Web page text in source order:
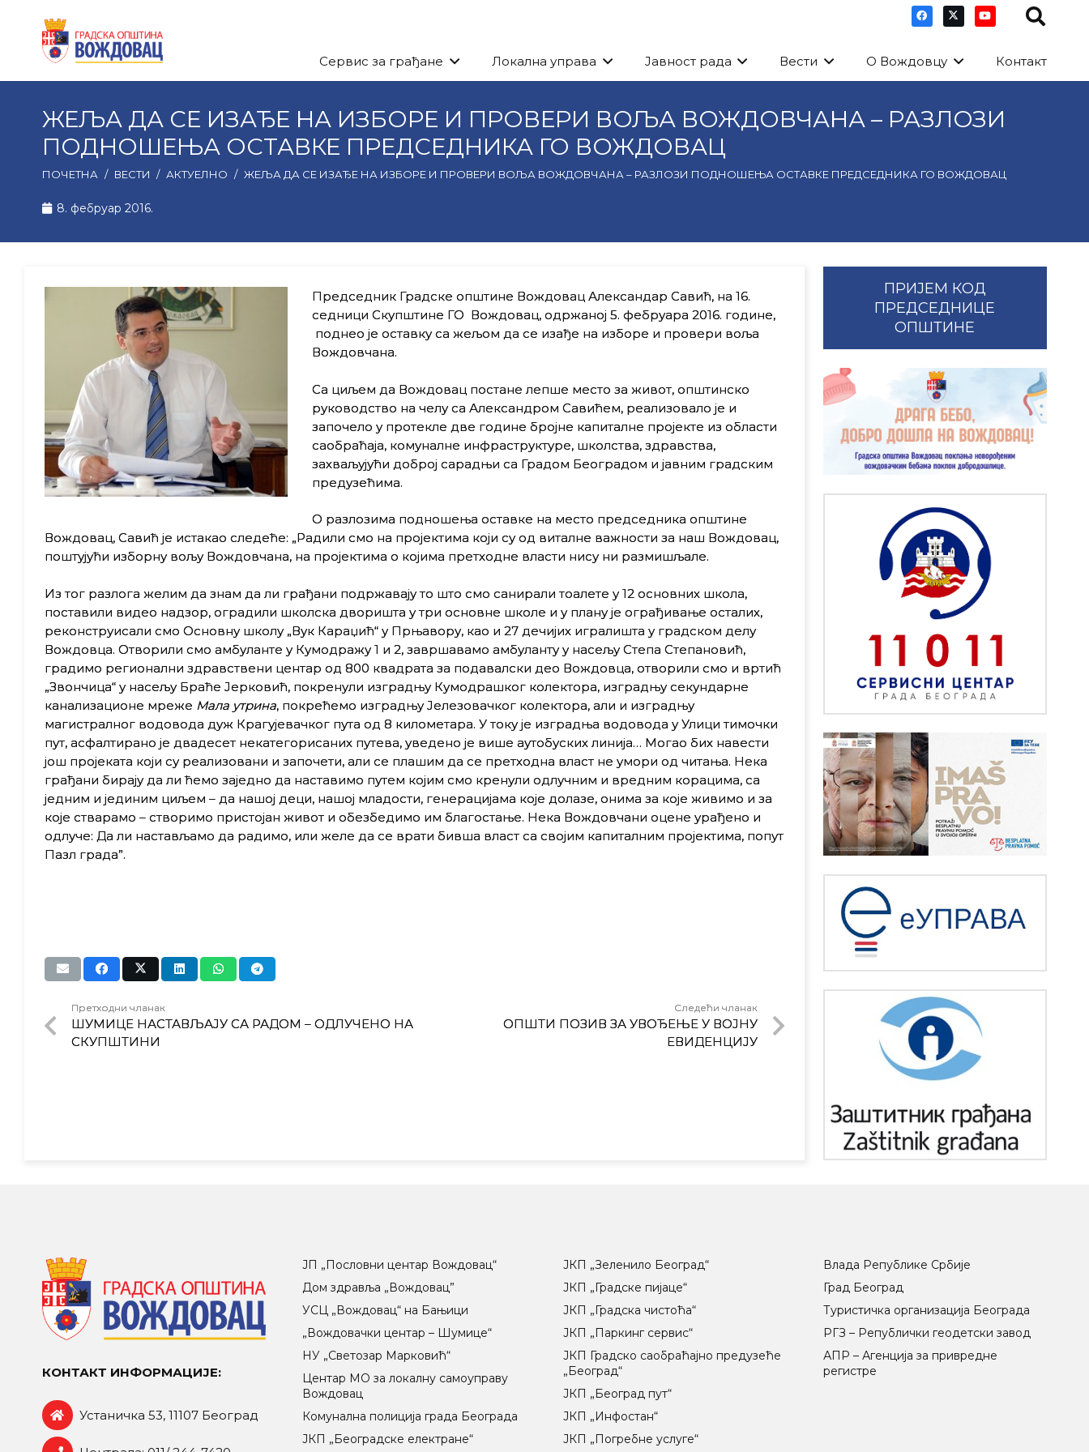
Сервис за грађане Локална управа Јавност рада Вести О Вождовцу Контакт
ЖЕЉА ДА СЕ ИЗАЂЕ НА ИЗБОРЕ И ПРОВЕРИ ВОЉА ВОЖДОВЧАНА – РАЗЛОЗИ
ПОДНОШЕЊА ОСТАВКЕ ПРЕДСЕДНИКА ГО ВОЖДОВАЦ
ПОЧЕТНА / ВЕСТИ / АКТУЕЛНО / ЖЕЉА ДА СЕ ИЗАЂЕ НА ИЗБОРЕ И ПРОВЕРИ ВОЉА ВОЖДОВЧАНА – РАЗЛОЗИ ПОДНОШЕЊА ОСТАВКЕ ПРЕДСЕДНИКА ГО ВОЖДОВАЦ
8. фебруар 2016.
Председник Градске општине Вождовац Александар Савић, на 16.
седници Скупштине ГО Вождовац, одржаној 5. фебруара 2016. године,
поднео је оставку са жељом да се изађе на изборе и провери воља
Вождовчана.
Са циљем да Вождовац постане лепше место за живот, општинско
руководство на челу са Александром Савићем, реализовало је и
започело у протекле две године бројне капиталне пројекте из области
саобраћаја, комуналне инфраструктуре, школства, здравства,
захваљујући доброј сарадњи са Градом Београдом и јавним градским
предузећима.
О разлозима подношења оставке на место председника општине
Вождовац, Савић је истакао следеће: „Радили смо на пројектима који су од виталне важности за наш Вождовац,
поштујући изборну вољу Вождовчана, на пројектима о којима претходне власти нису ни размишљале.
Из тог разлога желим да знам да ли грађани подржавају то што смо санирали тоалете у 12 основних школа,
поставили видео надзор, оградили школска дворишта у три основне школе и у плану је ограђивање осталих,
реконструисали смо Основну школу „Вук Караџић“ у Прњавору, као и 27 дечијих игралишта у градском делу
Вождовца. Отворили смо амбуланте у Кумодражу 1 и 2, завршавамо амбуланту у насељу Степа Степановић,
градимо регионални здравствени центар од 800 квадрата за подавалски део Вождовца, отворили смо и вртић
„Звончица“ у насељу Браће Јерковић, покренули изградњу Кумодрашког колектора, изградњу секундарне
канализационе мреже Мала утрина, покрећемо изградњу Јелезовачког колектора, али и изградњу
магистралног водовода дуж Крагујевачког пута од 8 километара. У току је изградња водовода у Улици тимочки
пут, асфалтирано је двадесет некатегорисаних путева, уведено је више аутобуских линија… Могао бих навести
још пројеката који су реализовани и започети, али се плашим да се претходна власт не умори од читања. Нека
грађани бирају да ли ћемо заједно да наставимо путем којим смо кренули одлучним и вредним корацима, са
једним и јединим циљем – да нашој деци, нашој младости, генерацијама које долазе, онима за које живимо и за
које стварамо – створимо пристојан живот и обезбедимо им благостање. Нека Вождовчани оцене урађено и
одлуче: Да ли настављамо да радимо, или желе да се врати бивша власт са својим капиталним пројектима, попут
Пазл града”.
Претходни чланак
ШУМИЦЕ НАСТАВЉАЈУ СА РАДОМ – ОДЛУЧЕНО НА
СКУПШТИНИ
Следећи чланак
ОПШТИ ПОЗИВ ЗА УВОЂЕЊЕ У ВОЈНУ
ЕВИДЕНЦИЈУ
ПРИЈЕМ КОД
ПРЕДСЕДНИЦЕ
ОПШТИНЕ
КОНТАКТ ИНФОРМАЦИЈЕ:
Устаничка 53, 11107 Београд
ЈП „Пословни центар Вождовац“
Дом здравља „Вождовац”
УСЦ „Вождовац“ на Бањици
„Вождовачки центар – Шумице“
НУ „Светозар Марковић“
Центар МO за локалну самоуправу
Вождовац
Комунална полиција града Београда
ЈКП „Београдске електране“
ЈКП „Зеленило Београд“
ЈКП „Градске пијаце“
ЈКП „Градска чистоћа“
ЈКП „Паркинг сервис“
ЈКП Градско саобраћајно предузеће
„Београд“
ЈКП „Београд пут“
ЈКП „Инфостан“
ЈКП „Погребне услуге“
Влада Републике Србије
Град Београд
Туристичка организација Београда
РГЗ – Републички геодетски завод
АПР – Агенција за привредне
регистре